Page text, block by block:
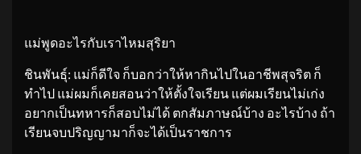
แม่พูดอะไรกับเราไหมสุริยา
ชินพันธุ์: แม่ก็ดีใจ ก็บอกว่าให้หากินไปในอาชีพสุจริต ก็
ทำไป แม่ผมก็เคยสอนว่าให้ตั้งใจเรียน แต่ผมเรียนไม่เก่ง
อยากเป็นทหารก็สอบไม่ได้ ตกสัมภาษณ์บ้าง อะไรบ้าง ถ้า
เรียนจบปริญญามาก็จะได้เป็นราชการ